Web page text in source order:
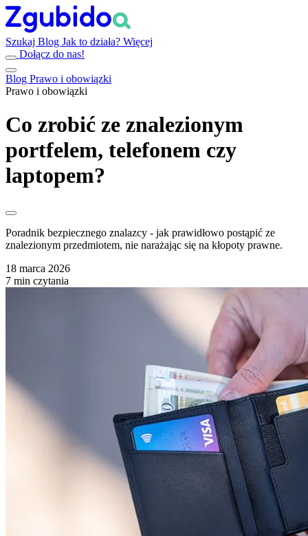
Szukaj Blog Jak to działa? Więcej
Dołącz do nas!
Blog Prawo i obowiązki
Prawo i obowiązki
Co zrobić ze znalezionym
portfelem, telefonem czy
laptopem?
Poradnik bezpiecznego znalazcy - jak prawidłowo postąpić ze
znalezionym przedmiotem, nie narażając się na kłopoty prawne.
18 marca 2026
7 min czytania